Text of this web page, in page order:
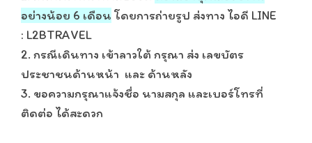
อย่างน้อย 6 เดือน โดยการถ่ายรูป ส่งทาง ไอดี LINE
: L2BTRAVEL
2. กรณีเดินทาง เข้าลาวใต้ กรุณา ส่ง เลขบัตร
ประชาชนด้านหน้า และ ด้านหลัง
3. ขอความกรุณาแจ้งชื่อ นามสกุล และเบอร์โทรที่
ติดต่อ ได้สะดวก